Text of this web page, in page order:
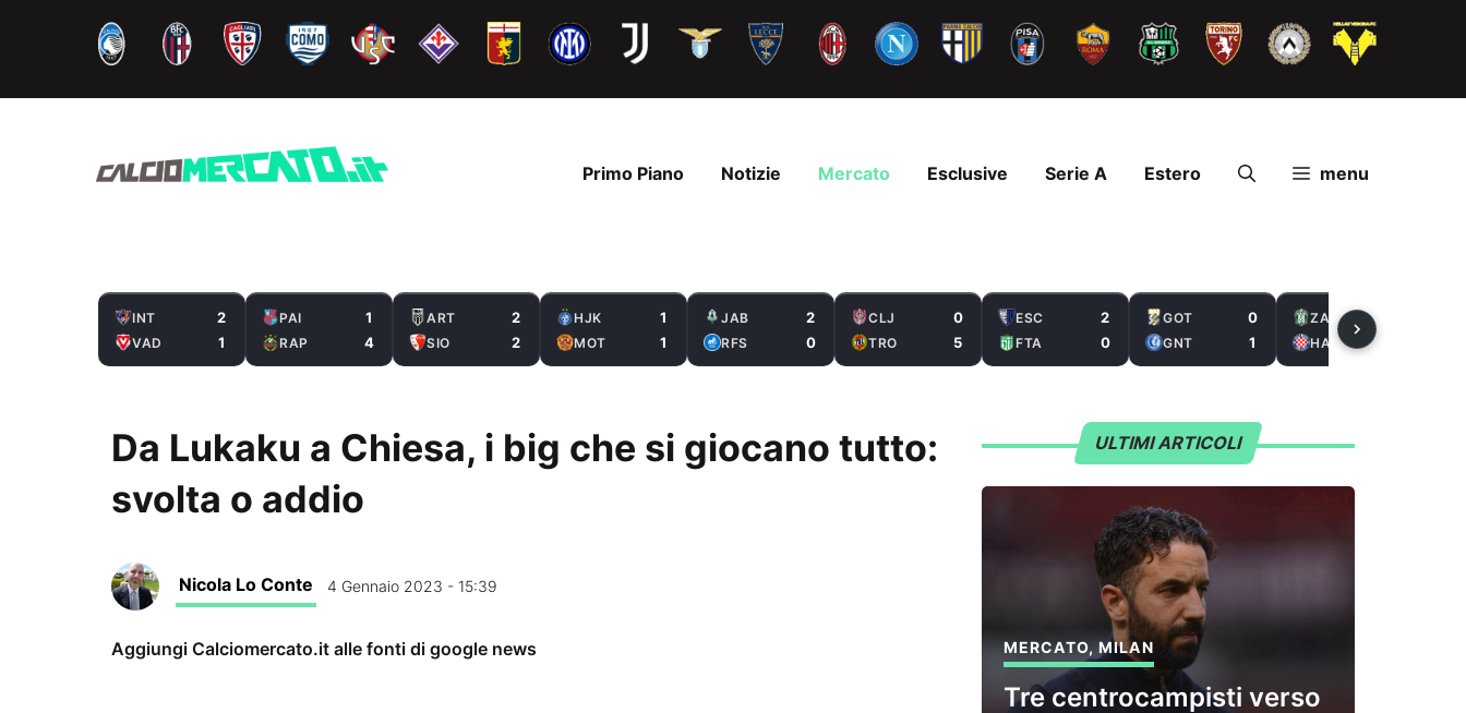
contenuto
Primo Piano Notizie Mercato Esclusive Serie A Estero menu
INT 2
VAD 1
PAI 1
RAP 4
ART 2
SIO 2
HJK 1
MOT 1
JAB 2
RFS 0
CLJ 0
TRO 5
ESC 2
FTA 0
GOT 0
GNT 1
ZAL
HAS
Da Lukaku a Chiesa, i big che si giocano tutto:
svolta o addio
Nicola Lo Conte 4 Gennaio 2023 - 15:39
Aggiungi Calciomercato.it alle fonti di google news
ULTIMI ARTICOLI
MERCATO,MILAN
Tre centrocampisti verso